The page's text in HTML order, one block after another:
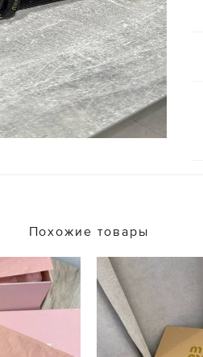
Похожие товары